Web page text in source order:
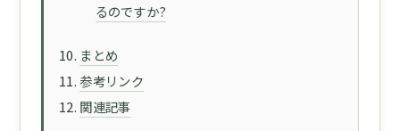
るのですか?
まとめ
参考リンク
関連記事